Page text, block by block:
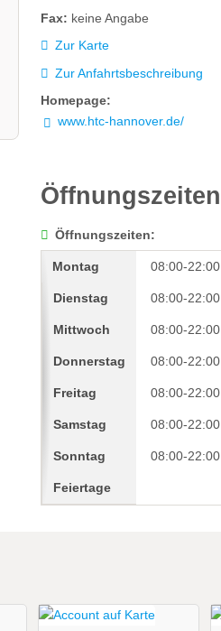
Fax: keine Angabe
Zur Karte
Zur Anfahrtsbeschreibung
Homepage:
www.htc-hannover.de/
Öffnungszeiten
Öffnungszeiten:
Montag
Dienstag
Mittwoch
Donnerstag
Freitag
Samstag
Sonntag
Feiertage
08:00-22:00
08:00-22:00
08:00-22:00
08:00-22:00
08:00-22:00
08:00-22:00
08:00-22:00